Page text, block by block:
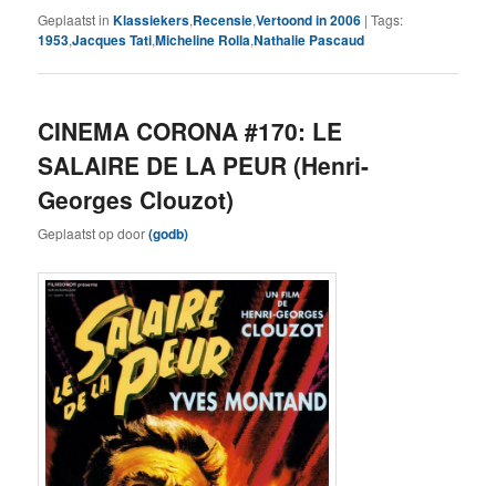
Geplaatst in Klassiekers,Recensie,Vertoond in 2006 |Tags:
1953,Jacques Tati,Micheline Rolla,Nathalie Pascaud
CINEMA CORONA #170: LE
SALAIRE DE LA PEUR (Henri-
Georges Clouzot)
Geplaatst opdoor(godb)